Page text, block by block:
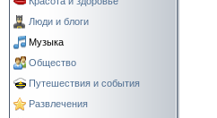
Люди и блоги
Музыка
Общество
Путешествия и события
Развлечения